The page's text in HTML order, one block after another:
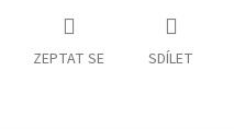
ZEPTAT SE SDÍLET